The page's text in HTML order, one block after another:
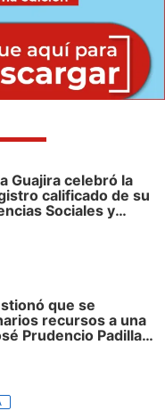
Guajira celebró la
calificado de su
Sociales y
que se
recursos a una
Prudencio Padilla
mientras